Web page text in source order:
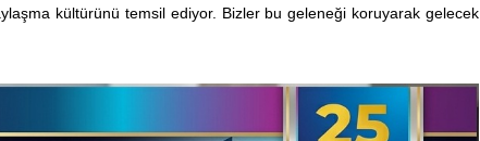
kültürünü temsil ediyor. Bizler bu geleneği koruyarak gelecek